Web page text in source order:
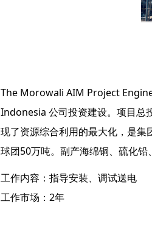
The Morowali AIM Project
Indonesia 公司投资建设。项目总
现了资源综合利用的最大化，是集
球团50万吨。副产海绵铜、硫化铅
工作内容：指导安装、调试送电
工作市场：2年